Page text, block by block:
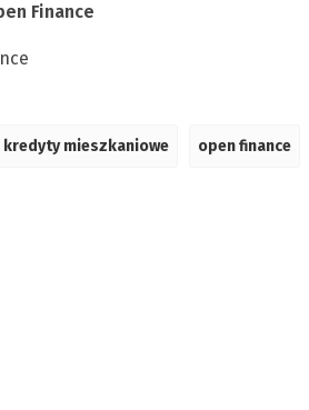
Finance
kredyty mieszkaniowe open finance